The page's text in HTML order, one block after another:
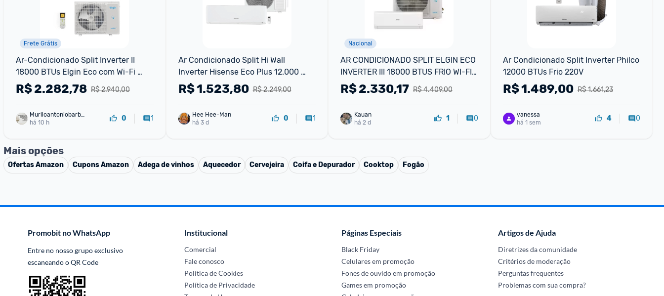
Frete Grátis
Ar-Condicionado Split Inverter II
18000 BTUs Elgin Eco com Wi-Fi
Integrado High Wall Só Frio
HJFI18C2WGHJFE18C2CG 220V
R$ 2.940,00
R$2.282,78
Muriloantoniobarbo
sa
há 10 h 0 1
Ar Condicionado Split Hi Wall
Inverter Hisense Eco Plus 12.000
BTUs Frio 220v
R$ 2.249,00
R$1.523,80
Hee Hee-Man
há 3 d
0 1
Nacional
AR CONDICIONADO SPLIT ELGIN ECO
INVERTER III 18000 BTUS FRIO WI-FI
BRANCO 220V
R$ 4.409,00
R$2.330,17
Kauan
há 2 d
1 0
Ar Condicionado Split Inverter Philco
12000 BTUs Frio 220V
R$ 1.661,23
R$1.489,00
vanessa
há 1 sem
4 0
Mais opções
OfertasAmazon CuponsAmazon Adega de vinhos Aquecedor Cervejeira Coifa e Depurador Cooktop Fogão
Promobit no WhatsApp
Entre no nosso grupo exclusivo
escaneando o QR Code
Institucional
Comercial
Fale conosco
Política de Cookies
Política de Privacidade
Páginas Especiais
Black Friday
Celulares em promoção
Fones de ouvido em promoção
Games em promoção
Artigos de Ajuda
Diretrizes da comunidade
Critérios de moderação
Perguntas frequentes
Problemas com sua compra?